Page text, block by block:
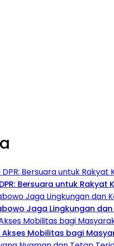
Bersuara untuk Rakyat
Jaga Lingkungan
Akses Mobilitas bagi